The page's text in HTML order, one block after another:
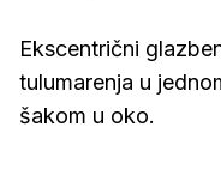
Ekscentrični
tulumarenja u
šakom u oko.